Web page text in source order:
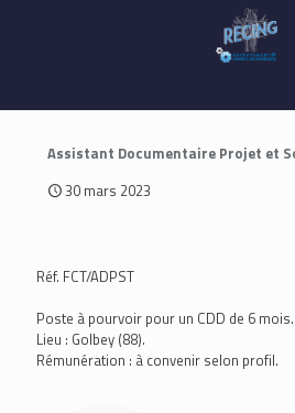
Assistant Documentaire Projet et
30 mars 2023
Réf. FCT/ADPST
Poste à pourvoir pour un CDD de 6 mois.
Lieu : Golbey (88).
Rémunération : à convenir selon profil.